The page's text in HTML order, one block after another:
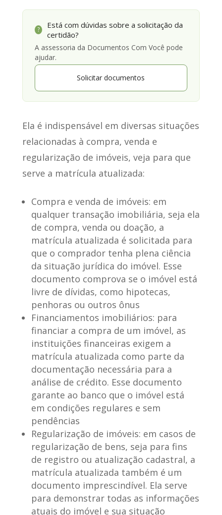
?
Está com dúvidas sobre a solicitação da
certidão?
A assessoria da Documentos Com Você pode
ajudar.
Solicitar documentos
Ela é indispensável em diversas situações
relacionadas à compra, venda e
regularização de imóveis, veja para que
serve a matrícula atualizada:
Compra e venda de imóveis: em
qualquer transação imobiliária, seja ela
de compra, venda ou doação, a
matrícula atualizada é solicitada para
que o comprador tenha plena ciência
da situação jurídica do imóvel. Esse
documento comprova se o imóvel está
livre de dívidas, como hipotecas,
penhoras ou outros ônus
Financiamentos imobiliários: para
financiar a compra de um imóvel, as
instituições financeiras exigem a
matrícula atualizada como parte da
documentação necessária para a
análise de crédito. Esse documento
garante ao banco que o imóvel está
em condições regulares e sem
pendências
Regularização de imóveis: em casos de
regularização de bens, seja para fins
de registro ou atualização cadastral, a
matrícula atualizada também é um
documento imprescindível. Ela serve
para demonstrar todas as informações
atuais do imóvel e sua situação